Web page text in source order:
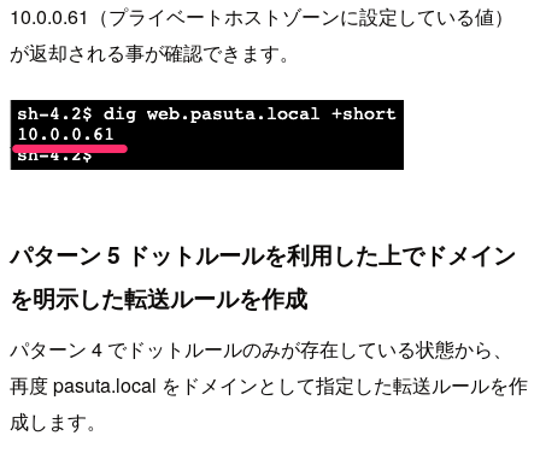
10.0.0.61（プライベートホストゾーンに設定している値）
が返却される事が確認できます。
パターン 5 ドットルールを利用した上でドメイン
を明示した転送ルールを作成
パターン 4 でドットルールのみが存在している状態から、
再度 pasuta.local をドメインとして指定した転送ルールを作
成します。